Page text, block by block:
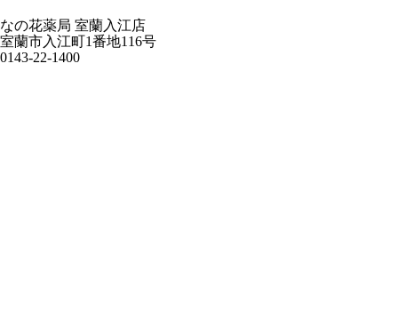
なの花薬局 室蘭入江店
室蘭市入江町1番地116号
0143-22-1400